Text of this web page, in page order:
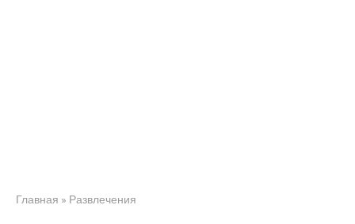
Главная » Развлечения